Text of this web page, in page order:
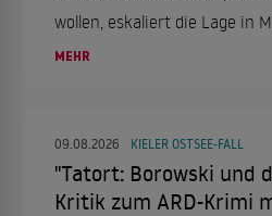
wollen, eskaliert die Lage in
MEHR
09.08.2026 KIELER OSTSEE-FALL
"Tatort: Borowski und
Kritik zum ARD-Krimi